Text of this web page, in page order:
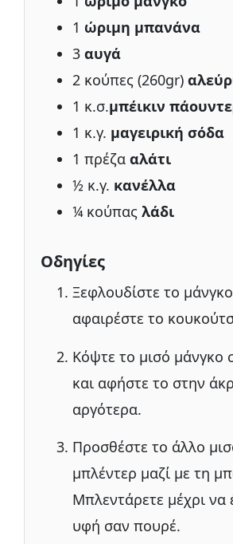
1 ώριμη μπανάνα
3 αυγά
2 κούπες (260gr)
1 κ.σ.μπέικιν
1 κ.γ. μαγειρική σόδα
1 πρέζα αλάτι
½ κ.γ. κανέλλα
¼ κούπας λάδι
Οδηγίες
Ξεφλουδίστε το
αφαιρέστε το
Κόψτε το μισό μάνγκο
και αφήστε το στην
αργότερα.
Προσθέστε το άλλο
μπλέντερ μαζί με τη
Μπλεντάρετε μέχρι να
υφή σαν πουρέ.